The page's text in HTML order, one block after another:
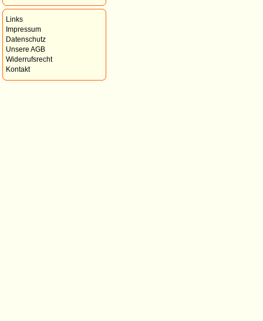
Links
Impressum
Datenschutz
Unsere AGB
Widerrufsrecht
Kontakt